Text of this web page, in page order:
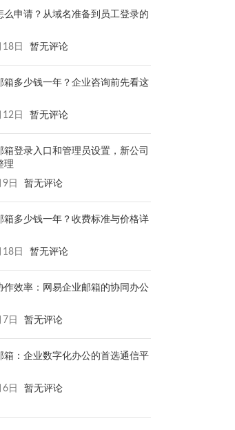
么申请？从域名准备到员工登录的
日 暂无评论
箱多少钱一年？企业咨询前先看这
日 暂无评论
箱登录入口和管理员设置，新公司
理
日 暂无评论
箱多少钱一年？收费标准与价格详
日 暂无评论
作效率：网易企业邮箱的协同办公
日 暂无评论
箱：企业数字化办公的首选通信平
日 暂无评论